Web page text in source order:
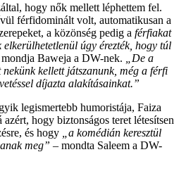
hogy nők mellett léphettem fel.
férfidominált volt, automatikusan a
a közönség pedig a férfiakat
úgy érezték, hogy túl
Baweja a DW-nek. „De a
kellett játszanunk, még a férfi
díjazta alakításainkat.”
legismertebb humoristája, Faiza
hogy biztonságos teret létesítsen
és hogy „a komédián keresztül
meg” – mondta Saleem a DW-